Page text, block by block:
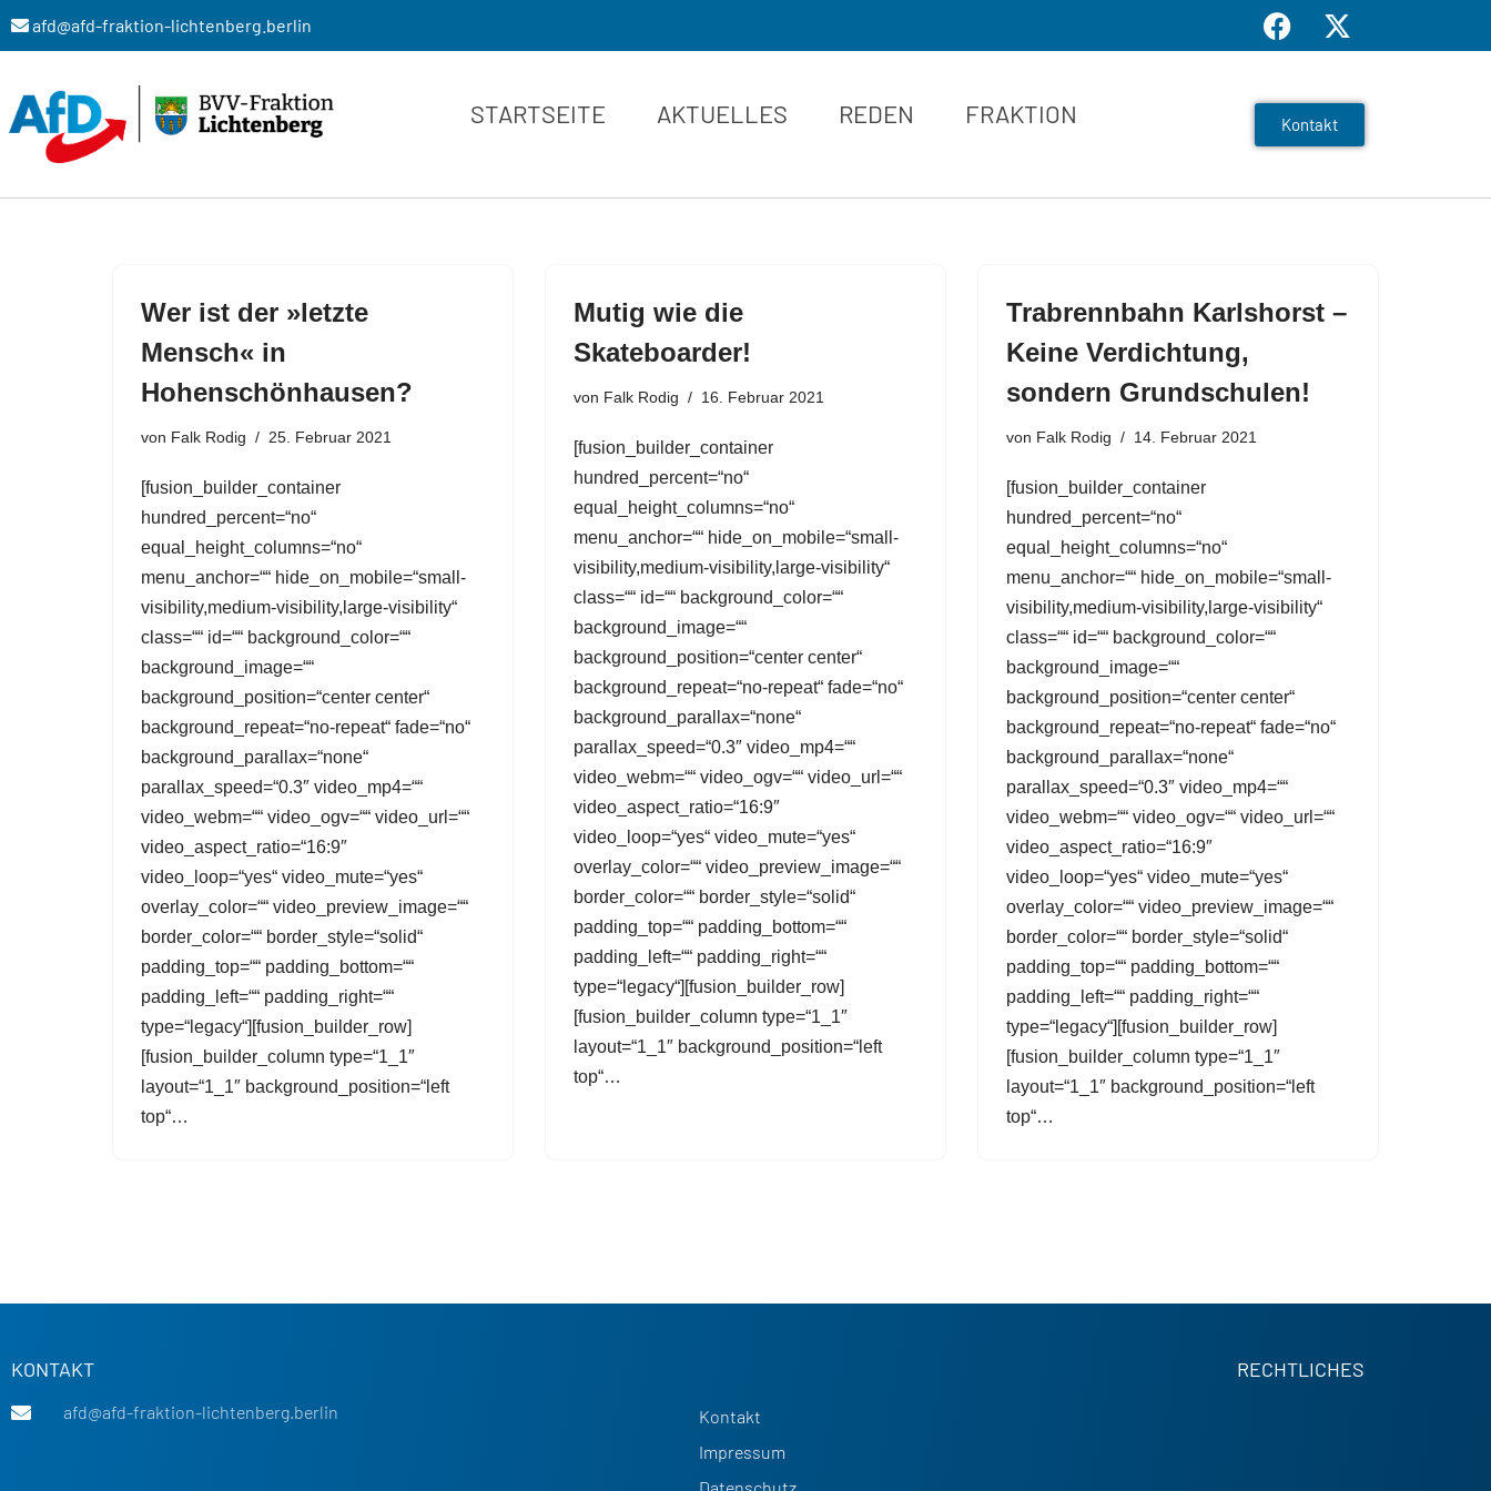
Inhalt
springen
afd@afd-fraktion-lichtenberg.berlin
STARTSEITE AKTUELLES REDEN FRAKTION Kontakt
Wer ist der »letzte
Mensch« in
Hohenschönhausen?
von Falk Rodig 25. Februar 2021
[fusion_builder_container
hundred_percent=“no“
equal_height_columns=“no“
menu_anchor=““ hide_on_mobile=“small-
visibility,medium-visibility,large-visibility“
class=““ id=““ background_color=““
background_image=““
background_position=“center center“
background_repeat=“no-repeat“ fade=“no“
background_parallax=“none“
parallax_speed=“0.3″ video_mp4=““
video_webm=““ video_ogv=““ video_url=““
video_aspect_ratio=“16:9″
video_loop=“yes“ video_mute=“yes“
overlay_color=““ video_preview_image=““
border_color=““ border_style=“solid“
padding_top=““ padding_bottom=““
padding_left=““ padding_right=““
type=“legacy“][fusion_builder_row]
[fusion_builder_column type=“1_1″
layout=“1_1″ background_position=“left
top“…
Mutig wie die
Skateboarder!
von Falk Rodig 16. Februar 2021
[fusion_builder_container
hundred_percent=“no“
equal_height_columns=“no“
menu_anchor=““ hide_on_mobile=“small-
visibility,medium-visibility,large-visibility“
class=““ id=““ background_color=““
background_image=““
background_position=“center center“
background_repeat=“no-repeat“ fade=“no“
background_parallax=“none“
parallax_speed=“0.3″ video_mp4=““
video_webm=““ video_ogv=““ video_url=““
video_aspect_ratio=“16:9″
video_loop=“yes“ video_mute=“yes“
overlay_color=““ video_preview_image=““
border_color=““ border_style=“solid“
padding_top=““ padding_bottom=““
padding_left=““ padding_right=““
type=“legacy“][fusion_builder_row]
[fusion_builder_column type=“1_1″
layout=“1_1″ background_position=“left
top“…
Trabrennbahn Karlshorst –
Keine Verdichtung,
sondern Grundschulen!
von Falk Rodig 14. Februar 2021
[fusion_builder_container
hundred_percent=“no“
equal_height_columns=“no“
menu_anchor=““ hide_on_mobile=“small-
visibility,medium-visibility,large-visibility“
class=““ id=““ background_color=““
background_image=““
background_position=“center center“
background_repeat=“no-repeat“ fade=“no“
background_parallax=“none“
parallax_speed=“0.3″ video_mp4=““
video_webm=““ video_ogv=““ video_url=““
video_aspect_ratio=“16:9″
video_loop=“yes“ video_mute=“yes“
overlay_color=““ video_preview_image=““
border_color=““ border_style=“solid“
padding_top=““ padding_bottom=““
padding_left=““ padding_right=““
type=“legacy“][fusion_builder_row]
[fusion_builder_column type=“1_1″
layout=“1_1″ background_position=“left
top“…
KONTAKT
afd@afd-fraktion-lichtenberg.berlin
RECHTLICHES
Kontakt
Impressum